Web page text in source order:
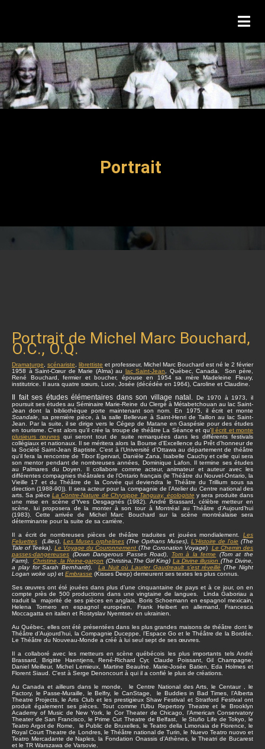
Portrait
Portrait de Michel Marc Bouchard,
O.C., O.Q.
Dramaturge scénariste librettiste et professeur, Michel Marc Bouchard est né le 2 février
1958 à Saint-Cœur de Marie (Alma) au lac Saint-Jean
, Québec, Canada. Son père,
René Bouchard, fermier et boucher, épouse en 1954 sa mère Madeleine Fleury,
institutrice. Il aura quatre sœurs, Luce, Josée (décédée en 1964), Caroline et Claudine.
Il fait ses études élémentaires dans son village natal.
De 1970 à 1973, il
poursuit ses études au Séminaire Marie-Reine du Clergé à Métabetchouan au lac Saint-
Jean dont la bibliothèque porte maintenant son nom. En 1975, il écrit et monte
Scandale , sa première pièce, à la salle Bellevue à Saint-Henri de Taillon au lac Saint-
Jean. Par la suite, il se dirige vers le Cégep de Matane en Gaspésie pour des études
en tourisme. C’est alors qu’il crée la troupe de théâtre La Séance et qu’il écrit et monte
plusieurs œuvres qui seront tout de suite remarquées dans les différents festivals
collégiaux et nationaux. Il se méritera alors la Bourse d’Excellence du Prêt d’honneur de
la Société Saint-Jean Baptiste. C’est à l’Université d’Ottawa au département de théâtre
qu’il fera la rencontre de Tibor Egervari, Danièle Zana, Isabelle Cauchy et celle qui sera
son mentor pendant de nombreuses années, Dominique Lafon. Il termine ses études
au Palmares du Doyen. Il collabore comme acteur, animateur et auteur avec les
différentes compagnies théâtrales de l’Ontario français (le Théâtre du Nouvel-Ontario, la
Vieille 17 et du Théâtre de la Corvée qui deviendra le Théâtre du Trillium sous sa
direction (1988-90)). Il sera acteur pour la compagnie de l’Atelier du Centre national des
arts. Sa pièce La Contre-Nature de Chrysippe Tanguay, écologiste y sera produite dans
une mise en scène d’Yves Desgagnés (1982). André Brassard, célèbre metteur en
scène, lui proposera de la monter à son tour à Montréal au Théâtre d’Aujourd’hui
(1983). Cette arrivée de Michel Marc Bouchard sur la scène montréalaise sera
déterminante pour la suite de sa carrière.
Il a écrit de nombreuses pièces de théâtre traduites et jouées mondialement. Les
Feluettes (Lilies) Les Muses orphelines (The Oprhans Muses) L'Histoire de l'oie (The
Tale of Teeka)
Le Voyage du Couronnement (The Coronation Voyage) Le Chemin des
passes-dangereuses (Down Dangerous Passes Road) Tom à la ferme
(Tom at the
Farm)
Christine , la Reine-garçon (Christina,The Girl King) La Divine illusion (The Divine,
a play for Sarah Bernhardt),
La Nuit où Laurier Gaudreault s’est réveillé (The Night
Logan woke up) et Embrasse (Kisses Deep) demeurent ses textes les plus connus.
Ses œuvres ont été jouées dans plus d’une cinquantaine de pays et à ce jour, on en
compte près de 500 productions dans une vingtaine de langues. Linda Gaboriau a
traduit la majorité de ses pièces en anglais, Boris Schoemann en espagnol mexicain,
Helena Tornero en espagnol européen, Frank Heibert en allemand, Francesca
Moccagatta en italien et Rostyslav Nyemtsev en ukrainien.
Au Québec, elles ont été présentées dans les plus grandes maisons de théâtre dont le
Théâtre d’Aujourd’hui, la Compagnie Duceppe, l’Espace Go et le Théâtre de la Bordée.
Le Théâtre du Nouveau-Monde a créé à lui seul sept de ses œuvres.
Il a collaboré avec les metteurs en scène québécois les plus importants tels André
Brassard, Brigitte Haentjens, René-Richard Cyr, Claude Poissant, Gil Champagne,
Daniel Meilleur, Michel Lemieux, Martine Beaulne. Marie-Josée Batien, Eda Holmes et
Florent Siaud. C'est à Serge Denoncourt à qui il a confié le plus de créations.
Au Canada et ailleurs dans le monde, le Centre National des Arts, le Centaur , le
Factory, le Passe-Muraille, le Belfry, le CanStage, le Buddies in Bad Times, l’Alberta
Theatre Projects, le Arts Club et les prestigieux Shaw Festival et Stratford Festival ont
produit également ses pièces. Tout comme l’Ubu Repertory Theatre et le Brooklyn
Academy of Music de New York, le Cor Theater de Chicago, l’American Conservatory
Theater de San Francisco, le Prime Cut Theatre de Belfast, le Stufio Life de Tokyo, le
Teatro Argot de Rome, le Public de Bruxelles, le Teatro della Limonaia de Florence, le
Royal Court Theatre de Londres, le Théâtre national de Turin, le Nuevo Teatro nuovo et
Teatro Mercadante de Naples, la Fondation Onassis d’Athènes, le Theatri de Bucarest
et le TR Warszawa de Varsovie.